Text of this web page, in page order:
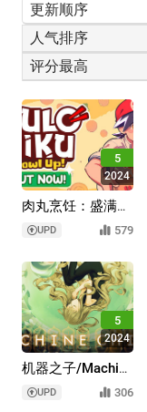
更新顺序
人气排序
评分最高
5
2024
肉丸烹饪：盛满快
乐/KuloNiku: Bowl
Up!
UPD 579
5
2024
机器之子/Machine
Child
UPD 306